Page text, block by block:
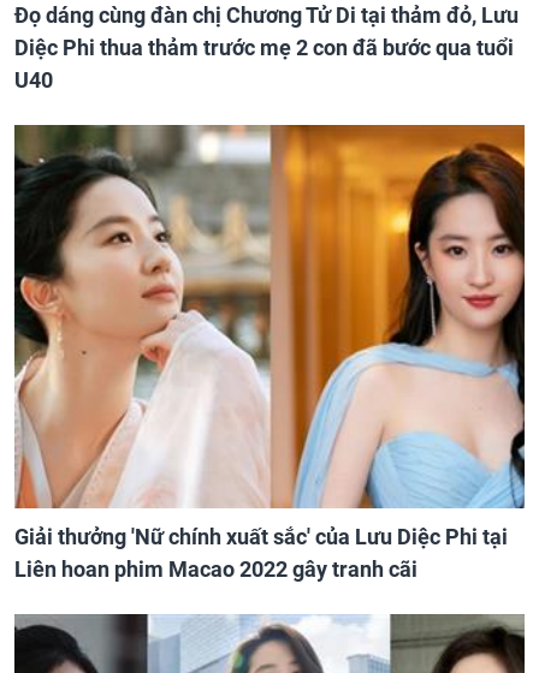
Đọ dáng cùng đàn chị Chương Tử Di tại thảm đỏ, Lưu
Diệc Phi thua thảm trước mẹ 2 con đã bước qua tuổi
U40
Giải thưởng 'Nữ chính xuất sắc' của Lưu Diệc Phi tại
Liên hoan phim Macao 2022 gây tranh cãi